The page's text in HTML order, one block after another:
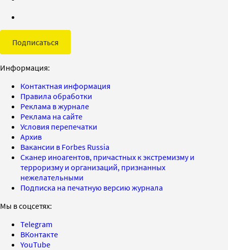
Подписаться
Информация:
Контактная информация
Правила обработки
Реклама в журнале
Реклама на сайте
Условия перепечатки
Архив
Вакансии в Forbes Russia
Сканер иноагентов, причастных к экстремизму и
терроризму и организаций, признанных
нежелательными
Подписка на печатную версию журнала
Мы в соцсетях:
Telegram
ВКонтакте
YouTube